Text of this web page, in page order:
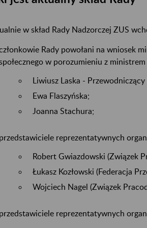
w skład Rady Nadzorczej ZUS
Rady powołani na wniosek
w porozumieniu z
Liwiusz Laska -
Ewa Flaszyńska;
Joanna Stachura;
reprezentatywnych
Robert Gwiazdowski (Związek
Łukasz Kozłowski (Federacja
Wojciech Nagel (Związek
reprezentatywnych